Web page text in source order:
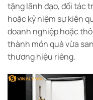
tặng lãnh đạo, đối tác
hoặc kỷ niệm sự kiện
doanh nghiệp hoặc
thành món quà vừa
thương hiệu riêng.